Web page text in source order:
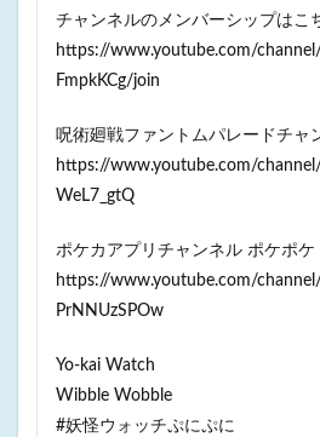
チャンネルのメンバーシップはこ
https://www.youtube.com/
FmpkKCg/join
呪術廻戦ファントムパレードチャ
https://www.youtube.com/
WeL7_gtQ
ポケカアプリチャンネル ポケポケ
https://www.youtube.com/
PrNNUzSPOw
Yo-kai Watch
Wibble Wobble
#妖怪ウォッチぷにぷに